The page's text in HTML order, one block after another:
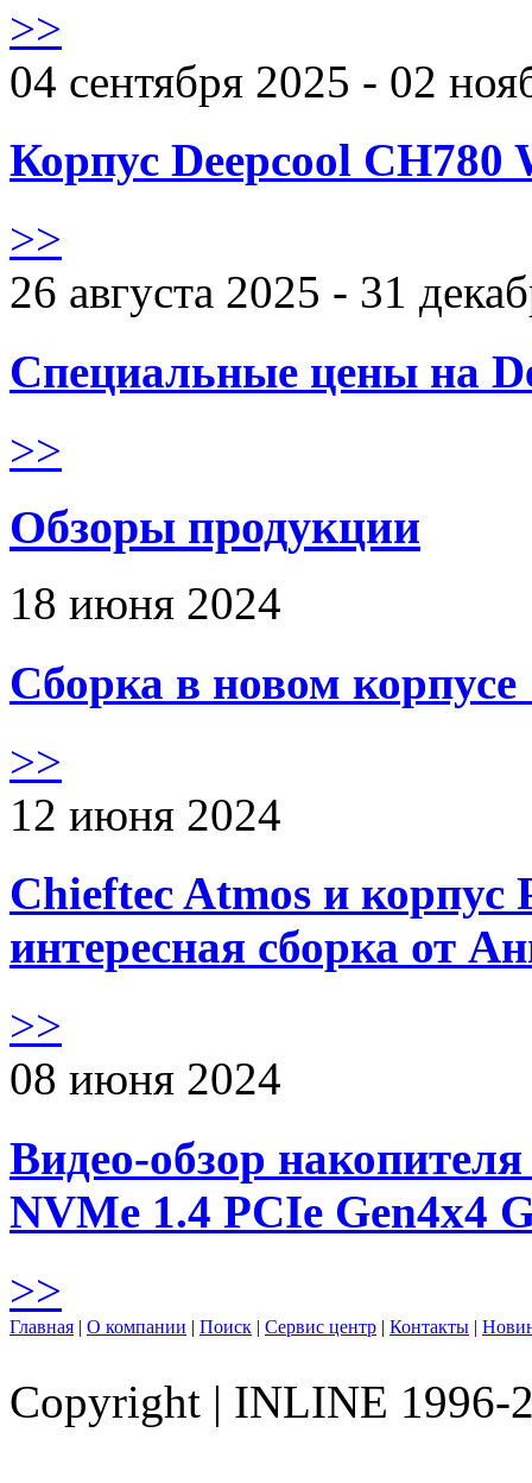
>>
04 сентября 2025 - 02
Корпус Deepcool CH780
>>
26 августа 2025 - 31
Специальные цены на
>>
Обзоры продукции
18 июня 2024
Сборка в новом
>>
12 июня 2024
Chieftec Atmos и корпус
интересная сборка от
>>
08 июня 2024
Видео-обзор
NVMe 1.4 PCIe Gen4х4
>>
Главная | О компании | Поиск | Сервис центр | Контакты |
Copyright | INLINE 1996-